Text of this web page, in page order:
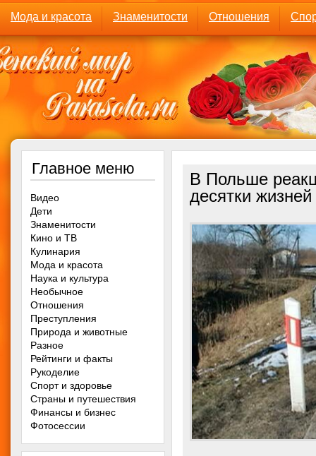
Мода и красота Знаменитости Отношения
В Польше
десятки жизней
Главное меню
Видео
Дети
Знаменитости
Кино и ТВ
Кулинария
Мода и красота
Наука и культура
Необычное
Отношения
Преступления
Природа и животные
Разное
Рейтинги и факты
Рукоделие
Спорт и здоровье
Страны и путешествия
Финансы и бизнес
Фотосессии